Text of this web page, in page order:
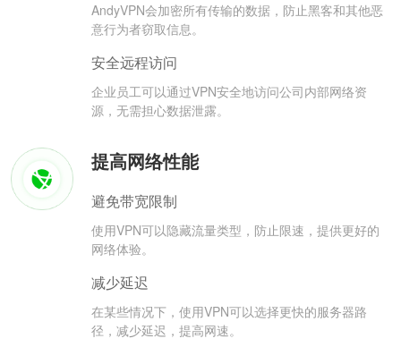
AndyVPN会加密所有传输的数据，防止黑客和其他恶
意行为者窃取信息。
安全远程访问
企业员工可以通过VPN安全地访问公司内部网络资
源，无需担心数据泄露。
提高网络性能
避免带宽限制
使用VPN可以隐藏流量类型，防止限速，提供更好的
网络体验。
减少延迟
在某些情况下，使用VPN可以选择更快的服务器路
径，减少延迟，提高网速。